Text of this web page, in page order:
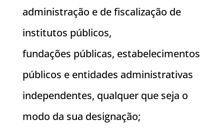
administração e de fiscalização de
institutos públicos,
fundações públicas, estabelecimentos
públicos e entidades administrativas
independentes, qualquer que seja o
modo da sua designação;